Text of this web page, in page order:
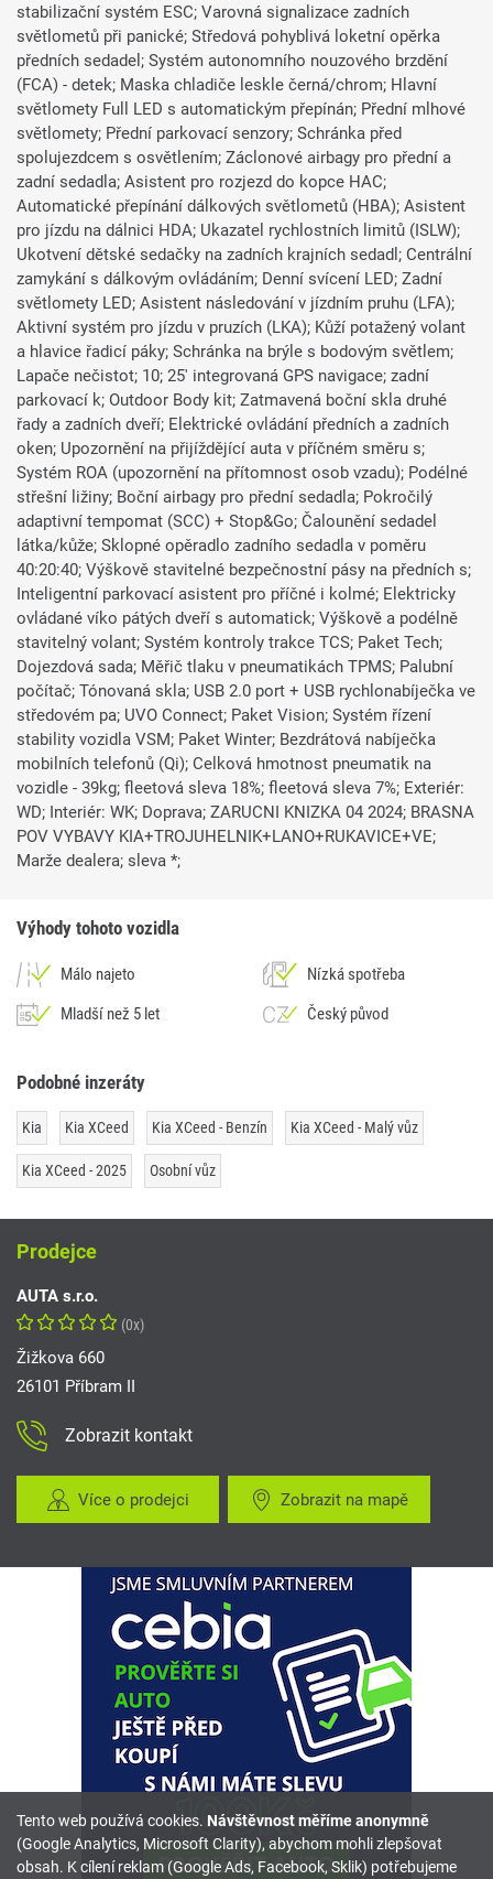
stabilizační systém ESC; Varovná signalizace zadních
světlometů při panické; Středová pohyblivá loketní opěrka
předních sedadel; Systém autonomního nouzového brzdění
(FCA) - detek; Maska chladiče leskle černá/chrom; Hlavní
světlomety Full LED s automatickým přepínán; Přední mlhové
světlomety; Přední parkovací senzory; Schránka před
spolujezdcem s osvětlením; Záclonové airbagy pro přední a
zadní sedadla; Asistent pro rozjezd do kopce HAC;
Automatické přepínání dálkových světlometů (HBA); Asistent
pro jízdu na dálnici HDA; Ukazatel rychlostních limitů (ISLW);
Ukotvení dětské sedačky na zadních krajních sedadl; Centrální
zamykání s dálkovým ovládáním; Denní svícení LED; Zadní
světlomety LED; Asistent následování v jízdním pruhu (LFA);
Aktivní systém pro jízdu v pruzích (LKA); Kůží potažený volant
a hlavice řadicí páky; Schránka na brýle s bodovým světlem;
Lapače nečistot; 10; 25' integrovaná GPS navigace; zadní
parkovací k; Outdoor Body kit; Zatmavená boční skla druhé
řady a zadních dveří; Elektrické ovládání předních a zadních
oken; Upozornění na přijíždějící auta v příčném směru s;
Systém ROA (upozornění na přítomnost osob vzadu); Podélné
střešní ližiny; Boční airbagy pro přední sedadla; Pokročilý
adaptivní tempomat (SCC) + Stop&Go; Čalounění sedadel
látka/kůže; Sklopné opěradlo zadního sedadla v poměru
40:20:40; Výškově stavitelné bezpečnostní pásy na předních s;
Inteligentní parkovací asistent pro příčné i kolmé; Elektricky
ovládané víko pátých dveří s automatick; Výškově a podélně
stavitelný volant; Systém kontroly trakce TCS; Paket Tech;
Dojezdová sada; Měřič tlaku v pneumatikách TPMS; Palubní
počítač; Tónovaná skla; USB 2.0 port + USB rychlonabíječka ve
středovém pa; UVO Connect; Paket Vision; Systém řízení
stability vozidla VSM; Paket Winter; Bezdrátová nabíječka
mobilních telefonů (Qi); Celková hmotnost pneumatik na
vozidle - 39kg; fleetová sleva 18%; fleetová sleva 7%; Exteriér:
WD; Interiér: WK; Doprava; ZARUCNI KNIZKA 04 2024; BRASNA
POV VYBAVY KIA+TROJUHELNIK+LANO+RUKAVICE+VE;
Marže dealera; sleva *;
Výhody tohoto vozidla
Málo najeto
Nízká spotřeba
Mladší než 5 let
Český původ
Podobné inzeráty
Kia Kia XCeed Kia XCeed - Benzín Kia XCeed - Malý vůz
Kia XCeed - 2025 Osobní vůz
Prodejce
AUTA s.r.o.
(0x)
Žižkova 660
26101 Příbram II
Zobrazit kontakt
Více o prodejci Zobrazit na mapě
Tento web používá cookies. Návštěvnost měříme anonymně
(Google Analytics, Microsoft Clarity), abychom mohli zlepšovat
obsah. K cílení reklam (Google Ads, Facebook, Sklik) potřebujeme